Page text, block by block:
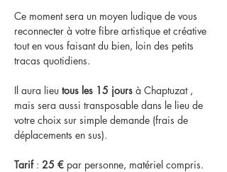
Ce moment sera un moyen ludique de vous
reconnecter à votre fibre artistique et créative
tout en vous faisant du bien, loin des petits
tracas quotidiens.
Il aura lieu tous les 15 jours à Chaptuzat ,
mais sera aussi transposable dans le lieu de
votre choix sur simple demande (frais de
déplacements en sus).
Tarif : 25 € par personne, matériel compris.